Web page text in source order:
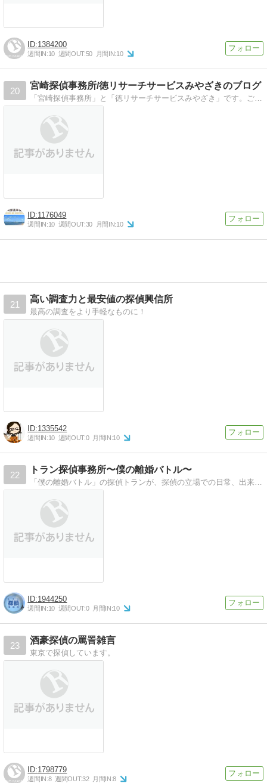
1384200
週間IN:10 週間OUT:50 月間IN:10
20
宮崎探偵事務所/徳リサーチサービスみやざきのブログ
「宮崎探偵事務所」と「徳リサーチサービスみやざき」です。ご相談24時間受付中です！調査は全国対応致します！
1176049
週間IN:10 週間OUT:30 月間IN:10
21
高い調査力と最安値の探偵興信所
最高の調査をより手軽なものに！
1335542
週間IN:10 週間OUT:0 月間IN:10
22
トラン探偵事務所〜僕の離婚バトル〜
「僕の離婚バトル」の探偵トランが、探偵の立場での日常、出来事、考え方などを書いていきます。
1944250
週間IN:10 週間OUT:0 月間IN:10
23
酒豪探偵の罵詈雑言
東京で探偵しています。
1798779
週間IN:8 週間OUT:32 月間IN:8